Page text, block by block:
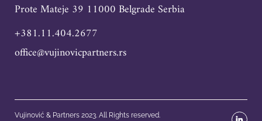
Prote Mateje 39 11000 Belgrade Serbia
+381.11.404.2677
office@vujinovicpartners.rs
Vujinović & Partners 2023. All Rights reserved.